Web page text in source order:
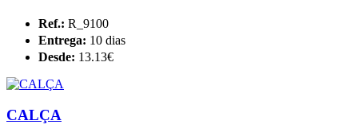
Ref.: R_9100
Entrega: 10 dias
Desde: 13.13€
CALÇA